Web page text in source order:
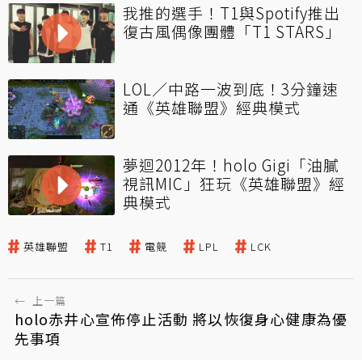
我推的選手！T1與Spotify推出
復古風偶像團體「T1 STARS」
LOL／中路一波到底！3分鐘速
通《英雄聯盟》經典模式
夢迴2012年！holo Gigi「油膩
視訊MIC」狂玩《英雄聯盟》經
典模式
英雄聯盟 T1 電競 LPL LCK
← 上一篇
holo赤井心宣佈停止活動 將以恢復身心健康為優
先事項